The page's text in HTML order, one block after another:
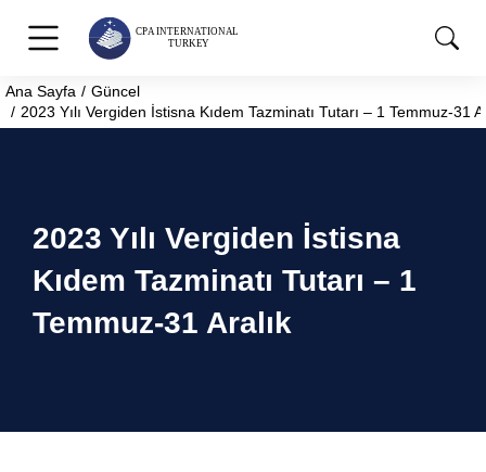
You are here:
Ana Sayfa
Güncel
2023 Yılı Vergiden İstisna Kıdem Tazminatı Tutarı – 1 Temmuz-31
2023 Yılı Vergiden İstisna
Kıdem Tazminatı Tutarı – 1
Temmuz-31 Aralık